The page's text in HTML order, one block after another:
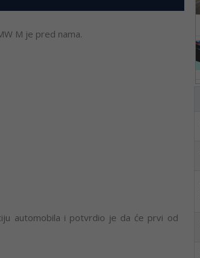
M je pred nama.
automobila i potvrdio je da će prvi od